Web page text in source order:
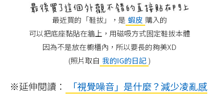
最近買的「鞋拔」，是 蝦皮 購入的
可以把底座黏貼在牆上，用磁吸方式固定鞋拔本體
因為不是放在櫥櫃內，所以要長的夠美XD
(照片取自 我的IG的日記 )
※延伸閱讀：
「視覺噪音」是什麼？減少凌亂感